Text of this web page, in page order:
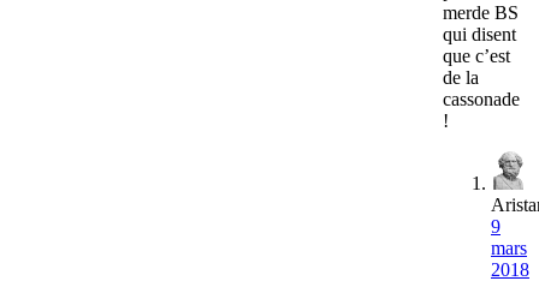
merde BS
qui disent
que c’est
de la
cassonade
!
9
mars
2018